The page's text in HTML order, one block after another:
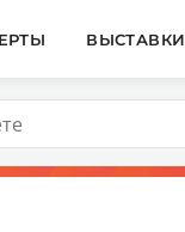
ВЫСТАВКИ